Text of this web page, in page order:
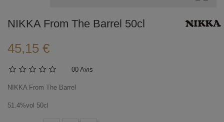
NIKKA From The Barrel 50cl
45,15 €
00 Avis
NIKKA From The Barrel
51.4%vol 50cl